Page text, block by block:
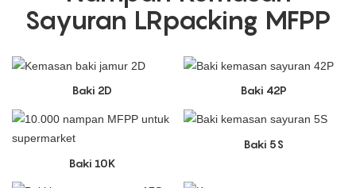
Sayuran LRpacking MFPP
Baki 2D Baki 42P
Baki 10K
Baki 5S